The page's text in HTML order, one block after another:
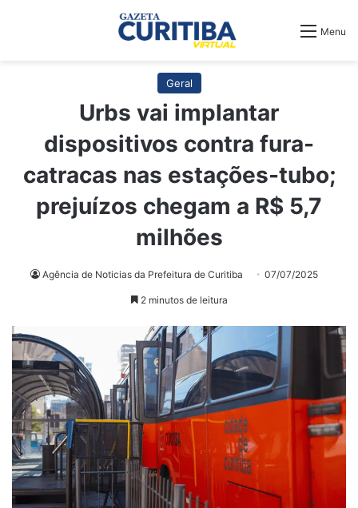
Menu
Geral
Urbs vai implantar
dispositivos contra fura-
catracas nas estações-tubo;
prejuízos chegam a R$ 5,7
milhões
Agência de Noticias da Prefeitura de Curitiba 07/07/2025
2 minutos de leitura